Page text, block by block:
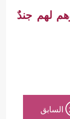
لهم جندٌ
السابق